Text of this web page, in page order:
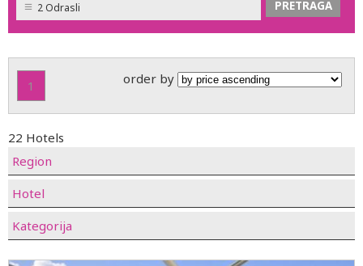
2 Odrasli
1 order by
22 Hotels
Region
Hotel
Kategorija